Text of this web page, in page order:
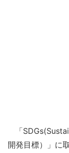
「
開発目標）」に